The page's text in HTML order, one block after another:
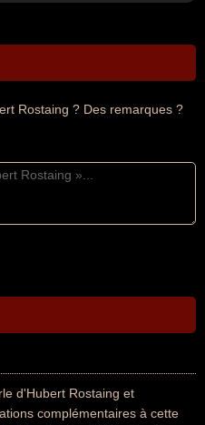
Rostaing ? Des remarques ?
d'Hubert Rostaing et
complémentaires à cette